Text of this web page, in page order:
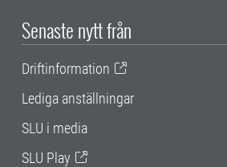
Senaste nytt från
Driftinformation
Lediga anställningar
SLU i media
SLU Play